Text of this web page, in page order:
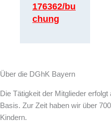
176362/bu
chung
Über die DGhK Bayern
Die Tätigkeit der Mitglieder
Basis. Zur Zeit haben wir über
Kindern.